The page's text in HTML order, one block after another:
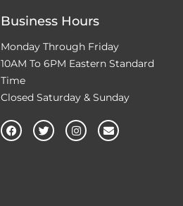
Business Hours
Monday Through Friday
10AM To 6PM Eastern Standard
Time
Closed Saturday & Sunday